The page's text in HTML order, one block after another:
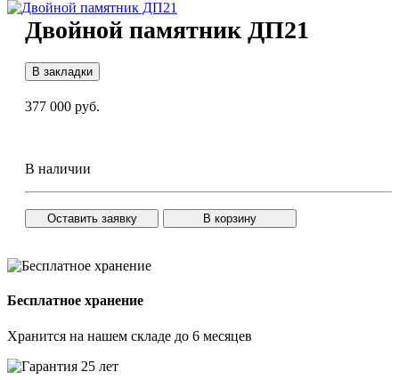
Двойной памятник ДП21
В закладки
377 000 руб.
В наличии
Оставить заявку В корзину
Бесплатное хранение
Хранится на нашем складе до 6 месяцев